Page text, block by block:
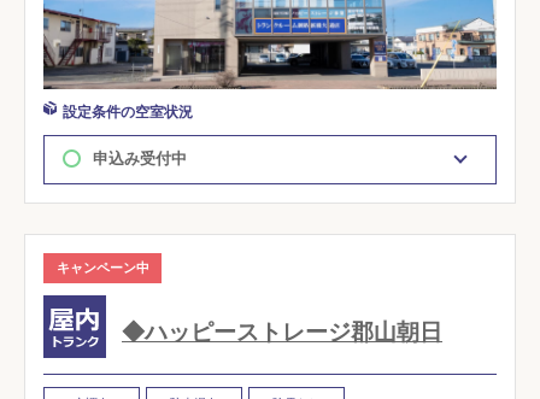
設定条件の空室状況
申込み受付中
キャンペーン中
◆ハッピーストレージ郡山朝日